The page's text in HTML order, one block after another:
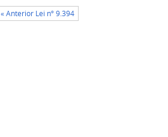
« Anterior Lei nº 9.394